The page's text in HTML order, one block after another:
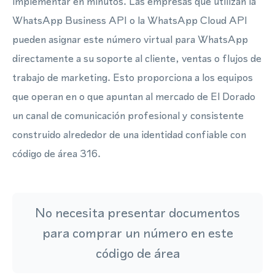
WhatsApp Business API o la WhatsApp Cloud API
pueden asignar este número virtual para WhatsApp
directamente a su soporte al cliente, ventas o flujos de
trabajo de marketing. Esto proporciona a los equipos
que operan en o que apuntan al mercado de El Dorado
un canal de comunicación profesional y consistente
construido alrededor de una identidad confiable con
código de área 316.
No necesita presentar documentos
para comprar un número en este
código de área